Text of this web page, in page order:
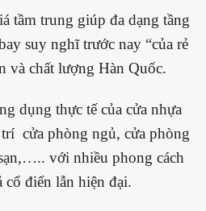
tầm trung giúp đa dạng tầng
suy nghĩ trước nay “của rẻ
và chất lượng Hàn Quốc.
dụng thực tế của cửa nhựa
cửa phòng ngủ, cửa phòng
với nhiều phong cách
cổ điển lẫn hiện đại.